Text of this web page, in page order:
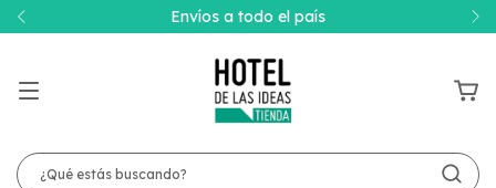
Envíos a todo el país